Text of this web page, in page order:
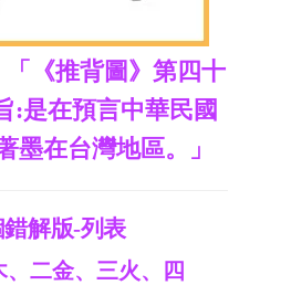
《推背圖》第四十
:是在預言中華民國
墨在台灣地區。」
解版-列表
、二金、三火、四